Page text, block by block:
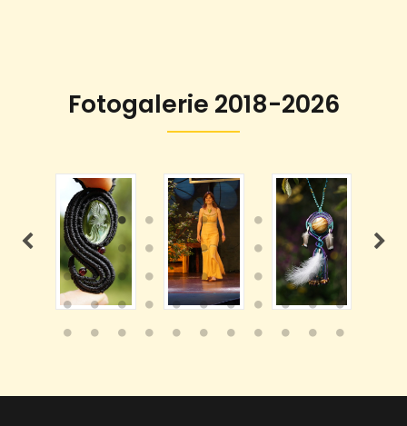
Fotogalerie 2018-2026